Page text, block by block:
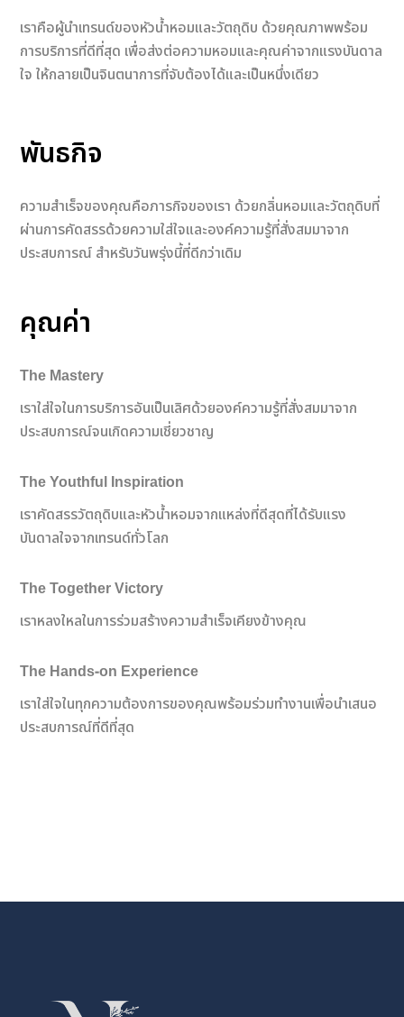
เราคือผู้นําเทรนด์ของหัวนํ้าหอมและวัตถุดิบ ด้วยคุณภาพพร้อม
การบริการที่ดีที่สุด เพื่อส่งต่อความหอมและคุณค่าจากแรงบันดาล
ใจ ให้กลายเป็นจินตนาการที่จับต้องได้และเป็นหนึ่งเดียว
พันธกิจ
ความสำเร็จของคุณคือภารกิจของเรา ด้วยกลิ่นหอมและวัตถุดิบที่
ผ่านการคัดสรรด้วยความใส่ใจและองค์ความรู้ที่สั่งสมมาจาก
ประสบการณ์ สำหรับวันพรุ่งนี้ที่ดีกว่าเดิม
คุณค่า
The Mastery
เราใส่ใจในการบริการอันเป็นเลิศด้วยองค์ความรู้ที่สั่งสมมาจาก
ประสบการณ์จนเกิดความเชี่ยวชาญ
The Youthful Inspiration
เราคัดสรรวัตถุดิบและหัวน้ำหอมจากแหล่งที่ดีสุดที่ได้รับแรง
บันดาลใจจากเทรนด์ทั่วโลก
The Together Victory
เราหลงใหลในการร่วมสร้างความสำเร็จเคียงข้างคุณ
The Hands-on Experience
เราใส่ใจในทุกความต้องการของคุณพร้อมร่วมทำงานเพื่อนำเสนอ
ประสบการณ์ที่ดีที่สุด